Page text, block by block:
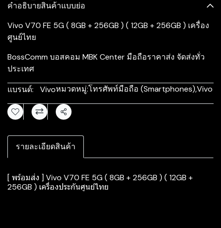
คำอธิบายสินค้าแบบย่อ
Vivo V70 FE 5G ( 8GB + 256GB ) ( 12GB + 256GB ) เครื่อง
ศูนย์ไทย
BossComm บอสคอม MBK Center มือถือราคาส่ง จัดส่งทั่ว
ประเทศ
แบรนด์:
Vivoหมวดหมู่:โทรศัพท์มือถือ (Smartphones),Vivo
แชร์
รายละเอียดสินค้า
[ พร้อมส่ง ] Vivo V70 FE 5G ( 8GB + 256GB ) ( 12GB +
256GB ) เครื่องประกันศูนย์ไทย